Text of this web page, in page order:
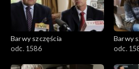
782–800
Barwy szczęścia
odc. 1586
Barwy
odc.